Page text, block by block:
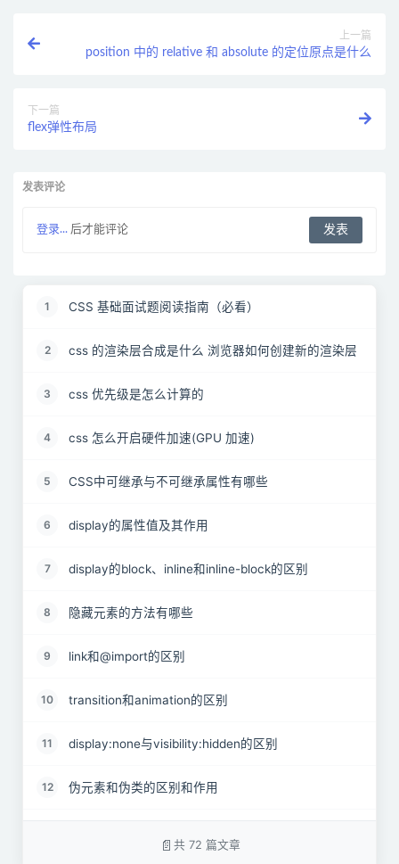
上一篇
position 中的 relative 和 absolute 的定位原点是什么
下一篇
flex弹性布局
发表评论
登录... 后才能评论
1 CSS 基础面试题阅读指南（必看）
2 css 的渲染层合成是什么 浏览器如何创建新的渲染层
3 css 优先级是怎么计算的
4 css 怎么开启硬件加速(GPU 加速)
5 CSS中可继承与不可继承属性有哪些
6 display的属性值及其作用
7 display的block、inline和inline-block的区别
8 隐藏元素的方法有哪些
9 link和@import的区别
10 transition和animation的区别
11 display:none与visibility:hidden的区别
12 伪元素和伪类的区别和作用
共 72 篇文章